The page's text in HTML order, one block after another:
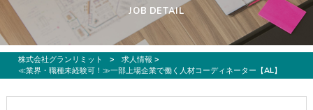
JOB DETAIL
株式会社グランリミット > 求人情報 >
≪業界・職種未経験可！≫一部上場企業で働く人材コーディネーター【AL】